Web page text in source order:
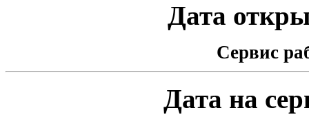
Дата
Сервис
Дата на